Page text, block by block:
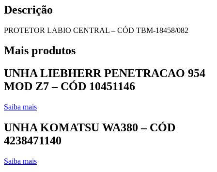
Descrição
PROTETOR LABIO CENTRAL – CÓD TBM-18458/082
Mais produtos
UNHA LIEBHERR PENETRACAO 954
MOD Z7 – CÓD 10451146
Saiba mais
UNHA KOMATSU WA380 – CÓD
4238471140
Saiba mais